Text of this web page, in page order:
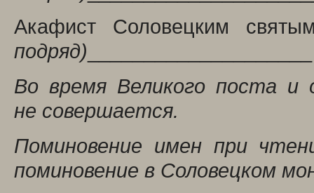
Акафист Соловецким
подряд)
Во время Великого поста
не совершается.
Поминовение имен при
поминовение в Соловецком